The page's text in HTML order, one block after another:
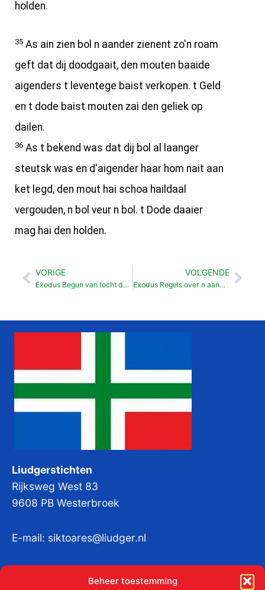
Beheer toestemming
holden.
35 As ain zien bol n aander zienent zo'n roam
geft dat dij doodgaait, den mouten baaide
aigenders t leventege baist verkopen. t Geld
en t dode baist mouten zai den geliek op
dailen.
36 As t bekend was dat dij bol al laanger
steutsk was en d'aigender haar hom nait aan
ket legd, den mout hai schoa haildaal
vergouden, n bol veur n bol. t Dode daaier
mag hai den holden.
Vorige
VORIGE
Exodus Begun van tocht deur woestijn (15:22-19:25)
VOLGENDE
Exodus Regels over n aander zien bezittens (22: 1-20)
Liudgerstichten
Rijksweg West 83
9608 PB Westerbroek
E-mail: siktoares@liudger.nl